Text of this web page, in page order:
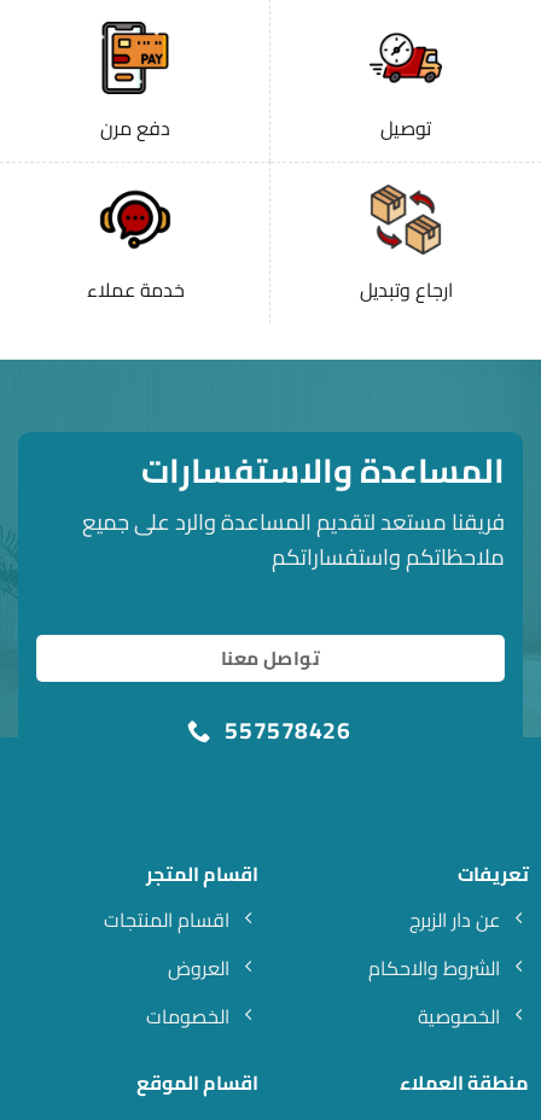
توصيل دفع مرن
ارجاع وتبديل خدمة عملاء
المساعدة والاستفسارات
فريقنا مستعد لتقديم المساعدة والرد على جميع
ملاحظاتكم واستفساراتكم
تواصل معنا
557578426
تعريفات
عن دار الزبرج
الشروط والاحكام
الخصوصية
اقسام المتجر
اقسام المنتجات
العروض
الخصومات
منطقة العملاء
اقسام الموقع